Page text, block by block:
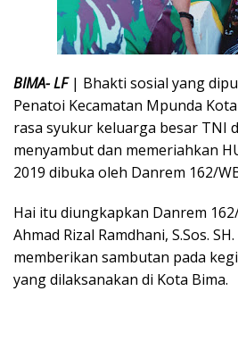
BIMA- LF | Bhakti sosial yang
Penatoi Kecamatan Mpunda
rasa syukur keluarga besar TNI
menyambut dan memeriahkan
2019 dibuka oleh Danrem 162/
Hai itu diungkapkan Danrem
Ahmad Rizal Ramdhani, S.Sos.
memberikan sambutan pada
yang dilaksanakan di Kota Bima.